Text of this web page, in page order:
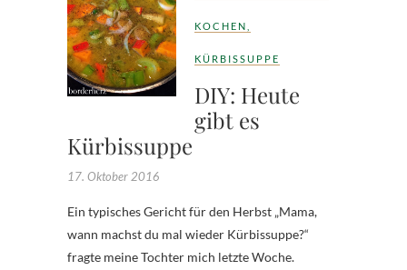
KOCHEN
KÜRBISSUPPE
DIY: Heute
gibt es
Kürbissuppe
17. Oktober 2016
Ein typisches Gericht für den Herbst „Mama,
wann machst du mal wieder Kürbissuppe?“
fragte meine Tochter mich letzte Woche.